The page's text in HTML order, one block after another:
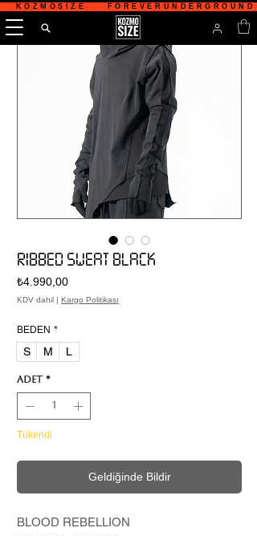
KOZMOSIZE    FOREVERUNDERGROUND
RIBBED SWEAT BLACK
₺4.990,00Fiyat
KDV dahil | Kargo Politikası
BEDEN *
S M L
Adet *
Tükendi
Geldiğinde Bildir
BLOOD REBELLION